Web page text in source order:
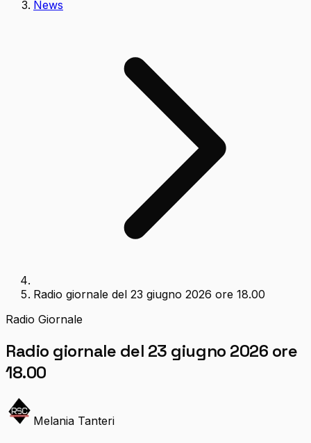
News
Radio giornale del 23 giugno 2026 ore 18.00
Radio Giornale
Radio giornale del 23 giugno 2026 ore
18.00
Melania Tanteri